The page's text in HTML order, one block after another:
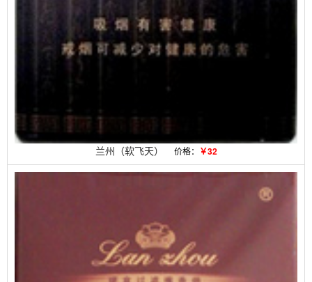
兰州（软飞天） 价格： ￥32